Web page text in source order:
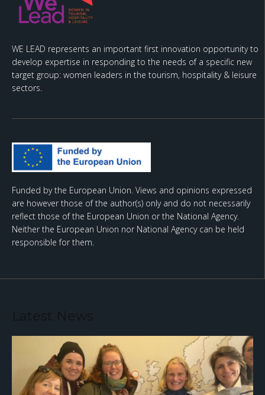
WE LEAD represents an important first innovation opportunity to
develop expertise in responding to the needs of a specific new
target group: women leaders in the tourism, hospitality & leisure
sectors.
Funded by the European Union. Views and opinions expressed
are however those of the author(s) only and do not necessarily
reflect those of the European Union or the National Agency.
Neither the European Union nor National Agency can be held
responsible for them.
Latest News